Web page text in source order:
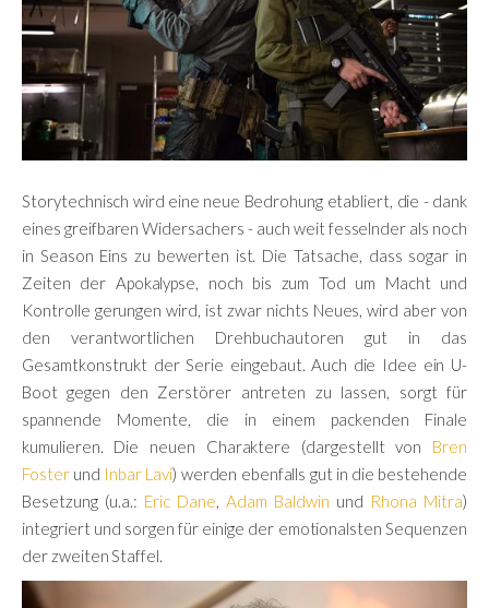
Storytechnisch wird eine neue Bedrohung etabliert, die - dank
eines greifbaren Widersachers - auch weit fesselnder als noch
in Season Eins zu bewerten ist. Die Tatsache, dass sogar in
Zeiten der Apokalypse, noch bis zum Tod um Macht und
Kontrolle gerungen wird, ist zwar nichts Neues, wird aber von
den verantwortlichen Drehbuchautoren gut in das
Gesamtkonstrukt der Serie eingebaut. Auch die Idee ein U-
Boot gegen den Zerstörer antreten zu lassen, sorgt für
spannende Momente, die in einem packenden Finale
kumulieren. Die neuen Charaktere (dargestellt von Bren
Fosterund Inbar Lavi) werden ebenfalls gut in die bestehende
Besetzung (u.a.: Eric Dane, Adam Baldwin und Rhona Mitra)
integriert und sorgen für einige der emotionalsten Sequenzen
der zweiten Staffel.